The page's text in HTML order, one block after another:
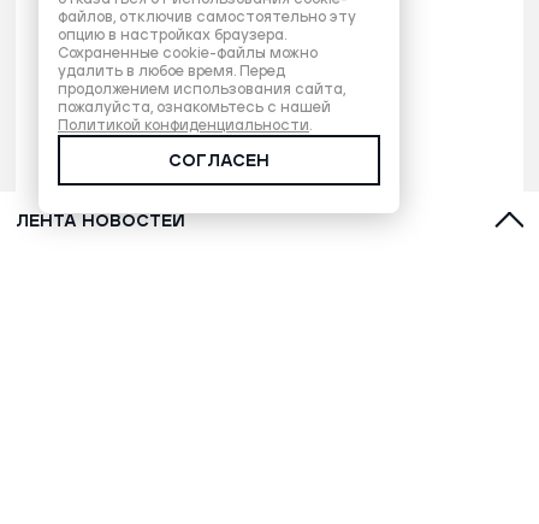
ЛЕНТА НОВОСТЕЙ
файлов, отключив самостоятельно эту
опцию в настройках браузера.
Сохраненные cookie-файлы можно
удалить в любое время. Перед
продолжением использования сайта,
пожалуйста, ознакомьтесь с нашей
Политикой конфиденциальности.
СОГЛАСЕН